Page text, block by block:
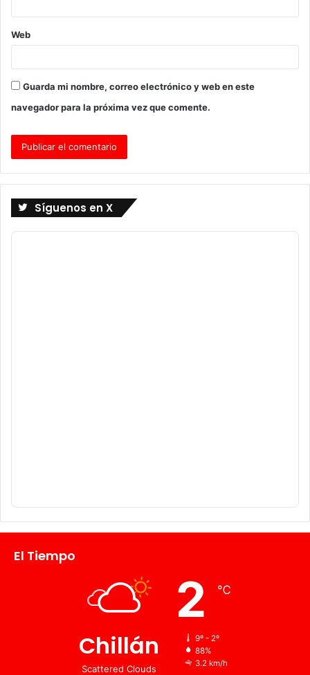
Web
Guarda mi nombre, correo electrónico y web en este
navegador para la próxima vez que comente.
Síguenos en X
El Tiempo
Chillán
Scattered Clouds
2 ℃
9º - 2º
88%
3.2 km/h